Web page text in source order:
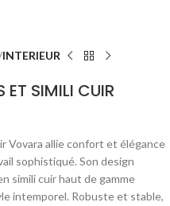
INTERIEUR
ET SIMILI CUIR
Vovara allie confort et élégance
sophistiqué. Son design
simili cuir haut de gamme
intemporel. Robuste et stable,